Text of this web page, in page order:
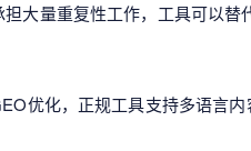
大量重复性工作，工具可以替
优化，正规工具支持多语言